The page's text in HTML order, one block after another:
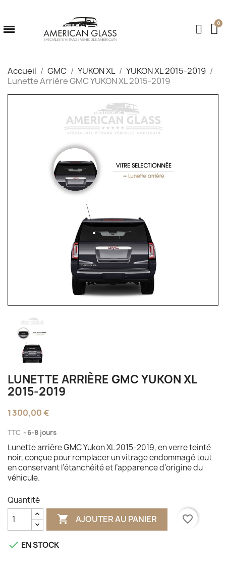
Accueil GMC YUKON XL
YUKON XL 2015-2019
Lunette Arrière GMC YUKON XL 2015-2019
LUNETTE ARRIÈRE GMC YUKON XL
2015-2019
1 300,00 €
TTC 6-8 jours
Lunette arrière GMC Yukon XL 2015-2019, en verre teinté
noir, conçue pour remplacer un vitrage endommagé tout
en conservant l’étanchéité et l’apparence d’origine du
véhicule.
Quantité
 AJOUTER AU PANIER favorite_border
 EN STOCK